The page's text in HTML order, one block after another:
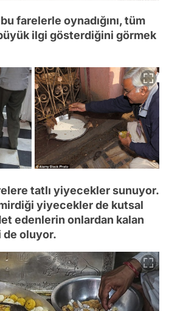
farelerle oynadığını, tüm
ilgi gösterdiğini görmek
tatlı yiyecekler sunuyor.
yiyecekler de kutsal
edenlerin onlardan kalan
oluyor.